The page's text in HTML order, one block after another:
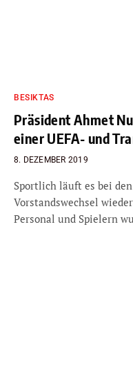
BESIKTAS
Präsident Ahmet
einer UEFA- und
8. DEZEMBER 2019
Sportlich läuft es bei
Vorstandswechsel
Personal und Spielern